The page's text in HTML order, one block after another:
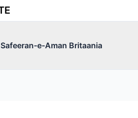
Safeeran-e-Aman Britaania